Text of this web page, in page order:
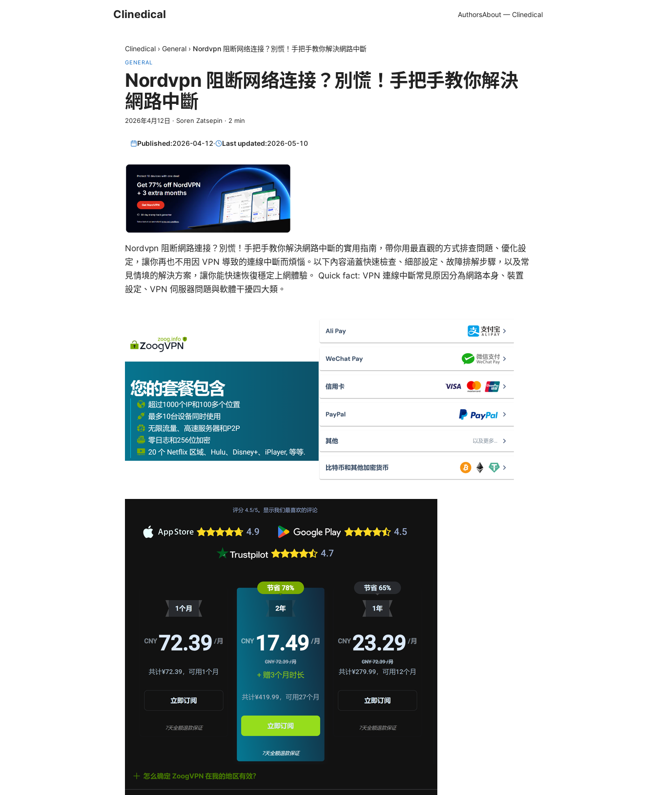
Clinedical AuthorsAbout — Clinedical
Clinedical › General › Nordvpn 阻断网络连接？別慌！手把手教你解決網路中斷
GENERAL
Nordvpn 阻断网络连接？別慌！手把手教你解決
網路中斷
2026年4月12日 · Soren Zatsepin · 2 min
Published:2026-04-12· Last updated:2026-05-10
Nordvpn 阻断網路連接？別慌！手把手教你解決網路中斷的實用指南，帶你用最直觀的方式排查問題、優化設
定，讓你再也不用因 VPN 導致的連線中斷而煩惱。以下內容涵蓋快速檢查、細部設定、故障排解步驟，以及常
見情境的解決方案，讓你能快速恢復穩定上網體驗。 Quick fact: VPN 連線中斷常見原因分為網路本身、裝置
設定、VPN 伺服器問題與軟體干擾四大類。